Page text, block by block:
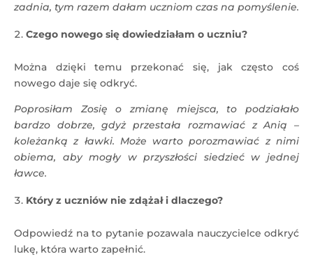
zadnia, tym razem dałam uczniom czas na pomyślenie.
Czego nowego się dowiedziałam o uczniu?
Można dzięki temu przekonać się, jak często coś
nowego daje się odkryć.
Poprosiłam Zosię o zmianę miejsca, to podziałało
bardzo dobrze, gdyż przestała rozmawiać z Anią –
koleżanką z ławki. Może warto porozmawiać z nimi
obiema, aby mogły w przyszłości siedzieć w jednej
ławce.
Który z uczniów nie zdążał i dlaczego?
Odpowiedź na to pytanie pozawala nauczycielce odkryć
lukę, która warto zapełnić.